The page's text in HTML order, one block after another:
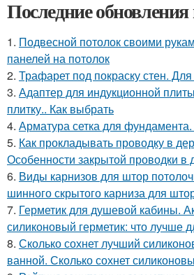
Последние обновления
1. Подвесной потолок своими
панелей на потолок
2. Трафарет под покраску стен.
3. Адаптер для индукционной
плитку.. Как выбрать
4. Арматура сетка для фундамента.
5. Как прокладывать проводку в
Особенности закрытой проводки
6. Виды карнизов для штор
шинного скрытого карниза для
7. Герметик для душевой кабины.
силиконовый герметик: что лучше
8. Сколько сохнет лучший
ванной. Сколько сохнет